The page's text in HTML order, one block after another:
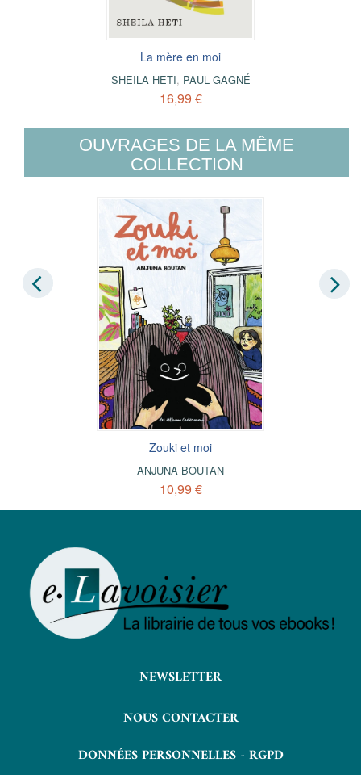
La mère en moi
SHEILA HETI, PAUL GAGNÉ
16,99 €
OUVRAGES DE LA MÊME
COLLECTION
Zouki et moi
ANJUNA BOUTAN
10,99 €
NEWSLETTER
NOUS CONTACTER
DONNÉES PERSONNELLES - RGPD